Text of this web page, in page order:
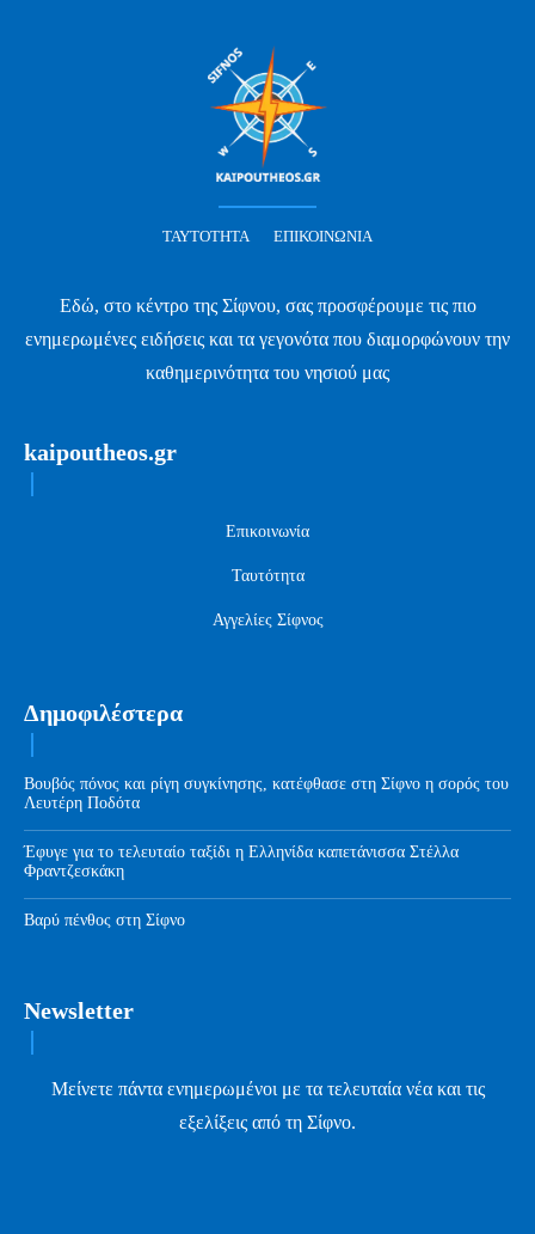
ΤΑΥΤΌΤΗΤΑ ΕΠΙΚΟΙΝΩΝΊΑ
Εδώ, στο κέντρο της Σίφνου, σας προσφέρουμε τις πιο
ενημερωμένες ειδήσεις και τα γεγονότα που διαμορφώνουν την
καθημερινότητα του νησιού μας
kaipoutheos.gr
Επικοινωνία
Ταυτότητα
Αγγελίες Σίφνος
Δημοφιλέστερα
Βουβός πόνος και ρίγη συγκίνησης, κατέφθασε στη Σίφνο η σορός του
Λευτέρη Ποδότα
Έφυγε για το τελευταίο ταξίδι η Ελληνίδα καπετάνισσα Στέλλα
Φραντζεσκάκη
Βαρύ πένθος στη Σίφνο
Newsletter
Μείνετε πάντα ενημερωμένοι με τα τελευταία νέα και τις
εξελίξεις από τη Σίφνο.